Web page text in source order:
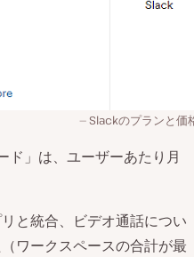
Slackのプランと価
ド」は、ユーザーあたり月
と統合、ビデオ通話につい
ワークスペースの合計が最